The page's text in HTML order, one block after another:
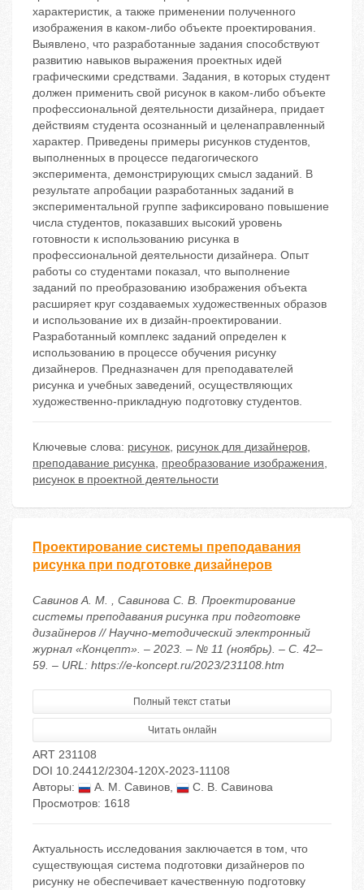
характеристик, а также применении полученного
изображения в каком-либо объекте проектирования.
Выявлено, что разработанные задания способствуют
развитию навыков выражения проектных идей
графическими средствами. Задания, в которых студент
должен применить свой рисунок в каком-либо объекте
профессиональной деятельности дизайнера, придает
действиям студента осознанный и целенаправленный
характер. Приведены примеры рисунков студентов,
выполненных в процессе педагогического
эксперимента, демонстрирующих смысл заданий. В
результате апробации разработанных заданий в
экспериментальной группе зафиксировано повышение
числа студентов, показавших высокий уровень
готовности к использованию рисунка в
профессиональной деятельности дизайнера. Опыт
работы со студентами показал, что выполнение
заданий по преобразованию изображения объекта
расширяет круг создаваемых художественных образов
и использование их в дизайн-проектировании.
Разработанный комплекс заданий определен к
использованию в процессе обучения рисунку
дизайнеров. Предназначен для преподавателей
рисунка и учебных заведений, осуществляющих
художественно-прикладную подготовку студентов.
Ключевые слова: рисунок, рисунок для дизайнеров,
преподавание рисунка, преобразование изображения,
рисунок в проектной деятельности
Проектирование системы преподавания
рисунка при подготовке дизайнеров
Савинов А. М. , Савинова С. В. Проектирование
системы преподавания рисунка при подготовке
дизайнеров // Научно-методический электронный
журнал «Концепт». – 2023. – № 11 (ноябрь). – С. 42–
59. – URL: https://e-koncept.ru/2023/231108.htm
Полный текст статьи
Читать онлайн
ART 231108
DOI 10.24412/2304-120X-2023-11108
Авторы:
А. М. Савинов,
С. В. Савинова
Просмотров: 1618
Актуальность исследования заключается в том, что
существующая система подготовки дизайнеров по
рисунку не обеспечивает качественную подготовку